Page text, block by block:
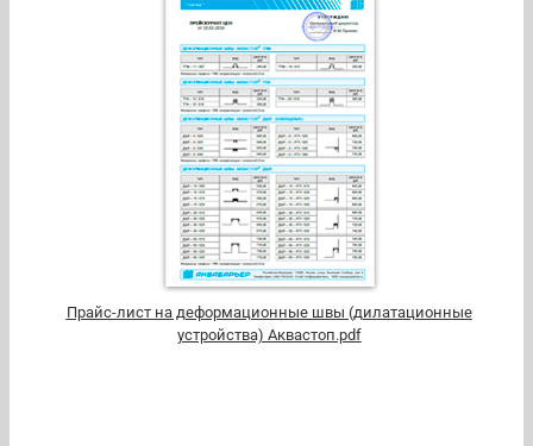
Прайс-лист на деформационные швы (дилатационные
устройства) Аквастоп.pdf